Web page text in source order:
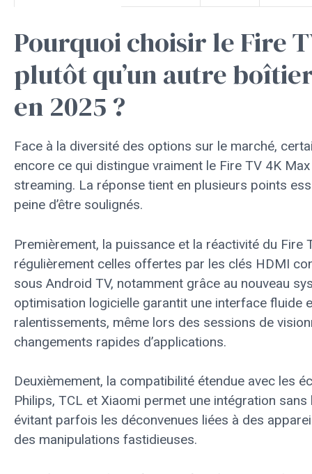
Pourquoi choisir le Fire
plutôt qu’un autre
en 2025 ?
Face à la diversité des options sur le marché,
encore ce qui distingue vraiment le Fire TV 4K
streaming. La réponse tient en plusieurs points
peine d’être soulignés.
Premièrement, la puissance et la réactivité du Fire
régulièrement celles offertes par les clés HDMI
sous Android TV, notamment grâce au nouveau
optimisation logicielle garantit une interface fluide
ralentissements, même lors des sessions de
changements rapides d’applications.
Deuxièmement, la compatibilité étendue avec les
Philips, TCL et Xiaomi permet une intégration
évitant parfois les déconvenues liées à des
des manipulations fastidieuses.